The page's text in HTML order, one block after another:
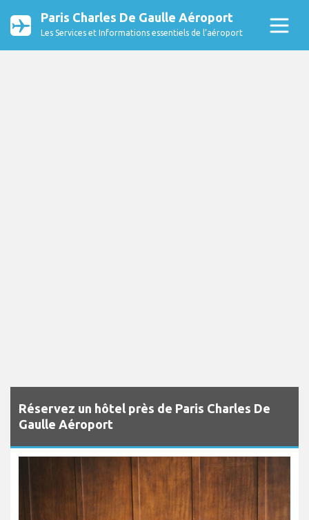
Paris Charles De Gaulle Aéroport
Les Services et Informations essentiels de l’aéroport
Réservez un hôtel près de Paris Charles De
Gaulle Aéroport